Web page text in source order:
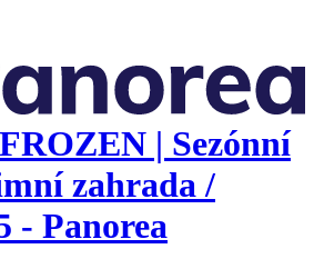
| Sezónní
zahrada /
- Panorea